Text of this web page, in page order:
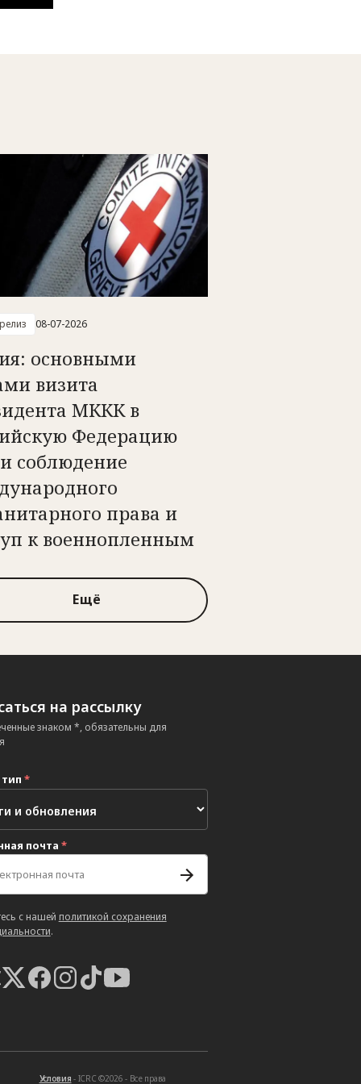
08-07-2026
основными
визита
МККК в
Федерацию
соблюдение
права и
к военнопленным
Ещё
на рассылку
знаком *, обязательны для
*
почта *
с нашей политикой сохранения
.
Условия - ICRC ©2026 - Все права